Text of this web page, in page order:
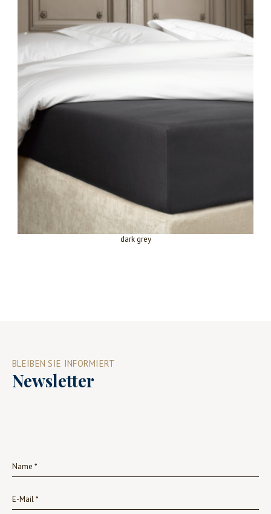
dark grey
BLEIBEN SIE INFORMIERT
Newsletter